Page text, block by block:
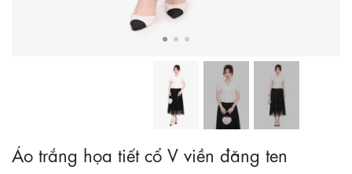
Áo trắng họa tiết cổ V viền đăng ten